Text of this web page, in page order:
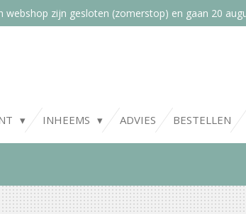
webshop zijn gesloten (zomerstop) en gaan 20
INHEEMS ADVIES BESTELLEN